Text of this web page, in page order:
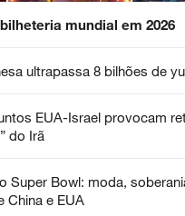
mundial em 2026
ultrapassa 8 bilhões de
EUA-Israel provocam
do Irã
Super Bowl: moda,
China e EUA